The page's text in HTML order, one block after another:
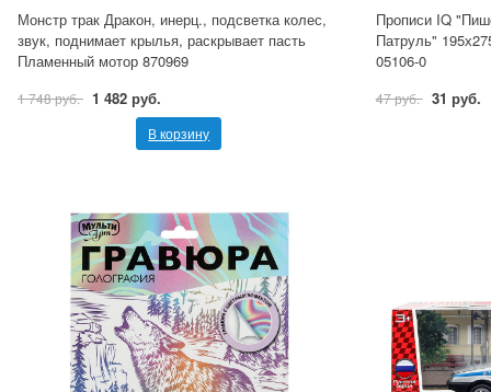
Монстр трак Дракон, инерц., подсветка колес,
звук, поднимает крылья, раскрывает пасть
Пламенный мотор 870969
1 748 руб. 1 482 руб.
В корзину
Прописи IQ
Патруль"
05106-0
47 руб. 31 руб.